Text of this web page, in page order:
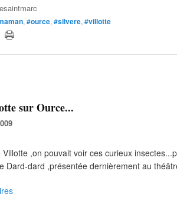
, #ource, #silvere, #villotte
sur Ource...
,on pouvait voir ces curieux
Dard-dard ,présentée dernièrement au